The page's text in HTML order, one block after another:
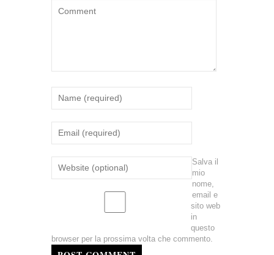
Salva il
mio
nome,
email e
sito web
in
questo
browser per la prossima volta che commento.